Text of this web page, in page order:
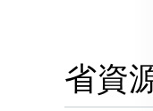
省資